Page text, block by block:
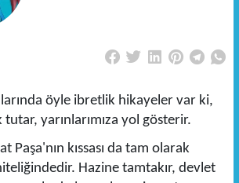
öyle ibretlik hikayeler var ki,
tutar, yarınlarımıza yol gösterir.
Paşa'nın kıssası da tam olarak
Hazine tamtakır, devlet